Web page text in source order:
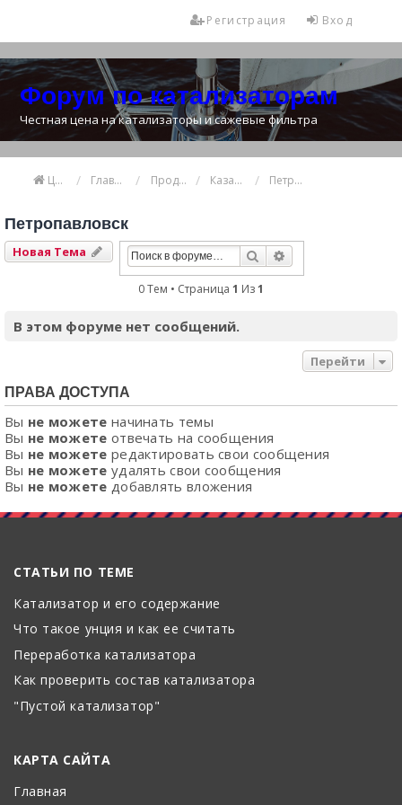
Вход
Регистрация
Форум по катализаторам
Честная цена на катализаторы и сажевые фильтра
Цена катализатора Главная Продажа и покупка катализаторов Казахстан Петропавловск
Петропавловск
Новая Тема Поиск
0 Тем • Страница 1 Из1
В этом форуме нет сообщений.
Перейти
ПРАВА ДОСТУПА
Вы не можете начинать темы
Вы не можете отвечать на сообщения
Вы не можете редактировать свои сообщения
Вы не можете удалять свои сообщения
Вы не можете добавлять вложения
СТАТЬИ ПО ТЕМЕ
Катализатор и его содержание
Что такое унция и как ее считать
Переработка катализатора
Как проверить состав катализатора
"Пустой катализатор"
КАРТА САЙТА
Главная